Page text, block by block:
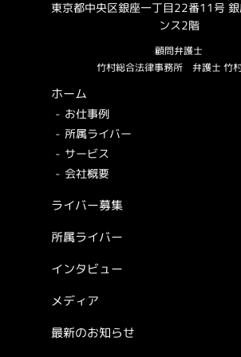
東京都中央区銀座一丁目22番11号
ンス2階
顧問弁護士
竹村総合法律事務所 弁護士 竹
ホーム
お仕事例
所属ライバー
サービス
会社概要
ライバー募集
所属ライバー
インタビュー
メディア
最新のお知らせ